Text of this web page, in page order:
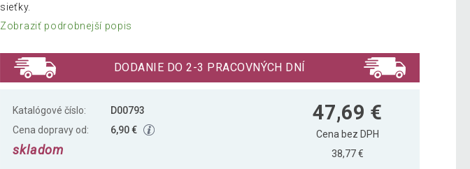
sieťky.
Zobraziť podrobnejší popis
DODANIE DO 2-3 PRACOVNÝCH DNÍ
Katalógové číslo:
D00793
Cena dopravy od:
6,90 €
skladom
47,69 €
Cena bez DPH
38,77 €